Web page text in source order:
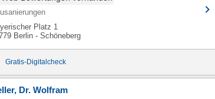
Platz 1
Berlin - Schöneberg
Gratis-Digitalcheck
Dr. Wolfram